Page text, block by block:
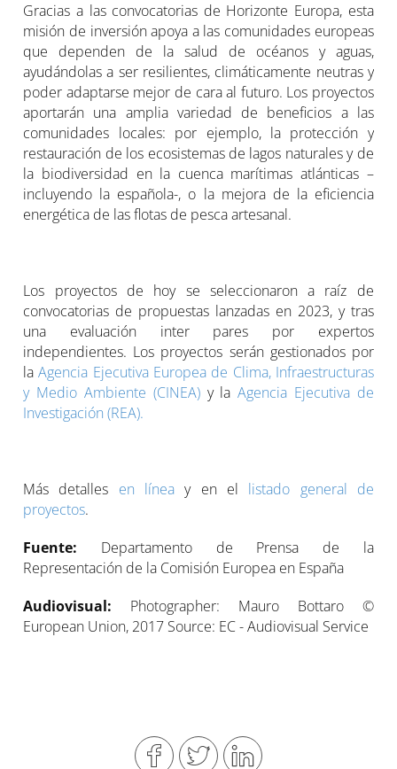
Gracias a las convocatorias de Horizonte Europa, esta
misión de inversión apoya a las comunidades europeas
que dependen de la salud de océanos y aguas,
ayudándolas a ser resilientes, climáticamente neutras y
poder adaptarse mejor de cara al futuro. Los proyectos
aportarán una amplia variedad de beneficios a las
comunidades locales: por ejemplo, la protección y
restauración de los ecosistemas de lagos naturales y de
la biodiversidad en la cuenca marítimas atlánticas –
incluyendo la española-, o la mejora de la eficiencia
energética de las flotas de pesca artesanal.
Los proyectos de hoy se seleccionaron a raíz de
convocatorias de propuestas lanzadas en 2023, y tras
una evaluación inter pares por expertos
independientes. Los proyectos serán gestionados por
laAgencia Ejecutiva Europea de Clima, Infraestructuras
y Medio Ambiente (CINEA)y laAgencia Ejecutiva de
Investigación (REA).
Más detalles en línea y en el listado general de
proyectos.
Fuente: Departamento de Prensa de la
Representación de la Comisión Europea en España
Audiovisual: Photographer: Mauro Bottaro ©
European Union, 2017 Source: EC - Audiovisual Service